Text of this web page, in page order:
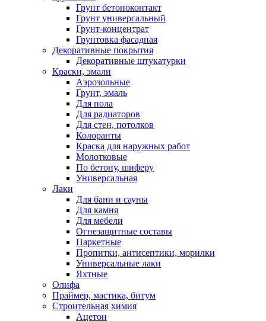
Грунт бетоноконтакт
Грунт универсальный
Грунт-концентрат
Грунтовка фасадная
Декоративные покрытия
Декоративные штукатурки
Краски, эмали
Аэрозольные
Грунт, эмаль
Для пола
Для радиаторов
Для стен, потолков
Колоранты
Краска для наружных работ
Молотковые
По бетону, шиферу
Универсальная
Лаки
Для бани и сауны
Для камня
Для мебели
Огнезащитные составы
Паркетные
Пропитки, антисептики, морилки
Универсальные лаки
Яхтные
Олифа
Праймер, мастика, битум
Строительная химия
Ацетон